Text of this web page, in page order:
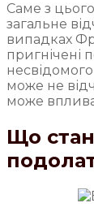
Саме з
загальне
випадках
пригнічені
може не
може
Що